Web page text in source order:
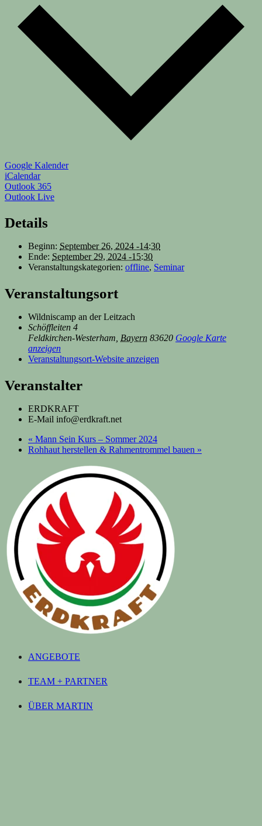
Google Kalender
iCalendar
Outlook 365
Outlook Live
Details
Beginn: September 26, 2024 -14:30
Ende: September 29, 2024 -15:30
Veranstaltungskategorien: offline, Seminar
Veranstaltungsort
Wildniscamp an der Leitzach
Schöffleiten 4
Feldkirchen-Westerham Bayern 83620 Google Karte
anzeigen
Veranstaltungsort-Website anzeigen
Veranstalter
ERDKRAFT
E-Mail info@erdkraft.net
« Mann Sein Kurs – Sommer 2024
Rohhaut herstellen & Rahmentrommel bauen »
ANGEBOTE
TEAM + PARTNER
ÜBER MARTIN